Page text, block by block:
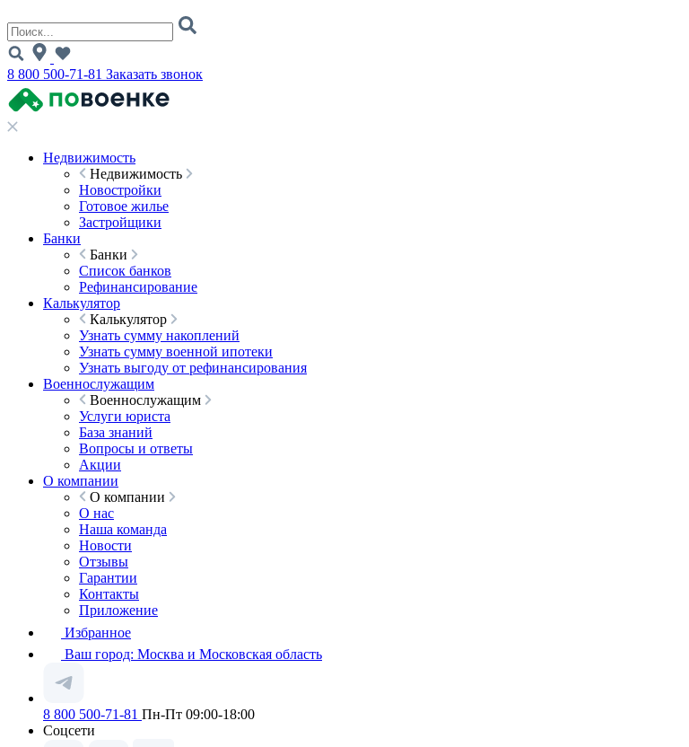
8 800 500-71-81 Заказать звонок
Недвижимость
Недвижимость
Новостройки
Готовое жилье
Застройщики
Банки
Банки
Список банков
Рефинансирование
Калькулятор
Калькулятор
Узнать сумму накоплений
Узнать сумму военной ипотеки
Узнать выгоду от рефинансирования
Военнослужащим
Военнослужащим
Услуги юриста
База знаний
Вопросы и ответы
Акции
О компании
О компании
О нас
Наша команда
Новости
Отзывы
Гарантии
Контакты
Приложение
Избранное
Ваш город: Москва и Московская область
8 800 500-71-81 Пн-Пт 09:00-18:00
Соцсети